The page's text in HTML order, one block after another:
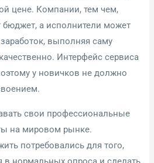
цене. Компании, тем чем,
бюджет, а исполнители может
выполняя саму
Интерфейс сервиса
у новичков не должно
свои профессиональные
на мировом рынке.
потребовались для того,